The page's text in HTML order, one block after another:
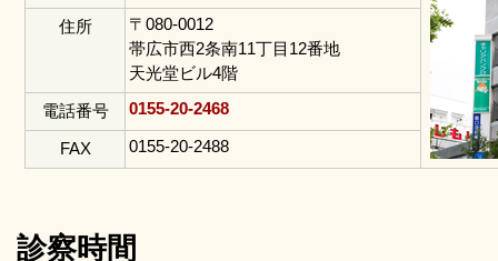
住所
〒080-0012
帯広市西2条南11丁目12番地
天光堂ビル4階
電話番号
0155-20-2468
FAX 0155-20-2488
診察時間